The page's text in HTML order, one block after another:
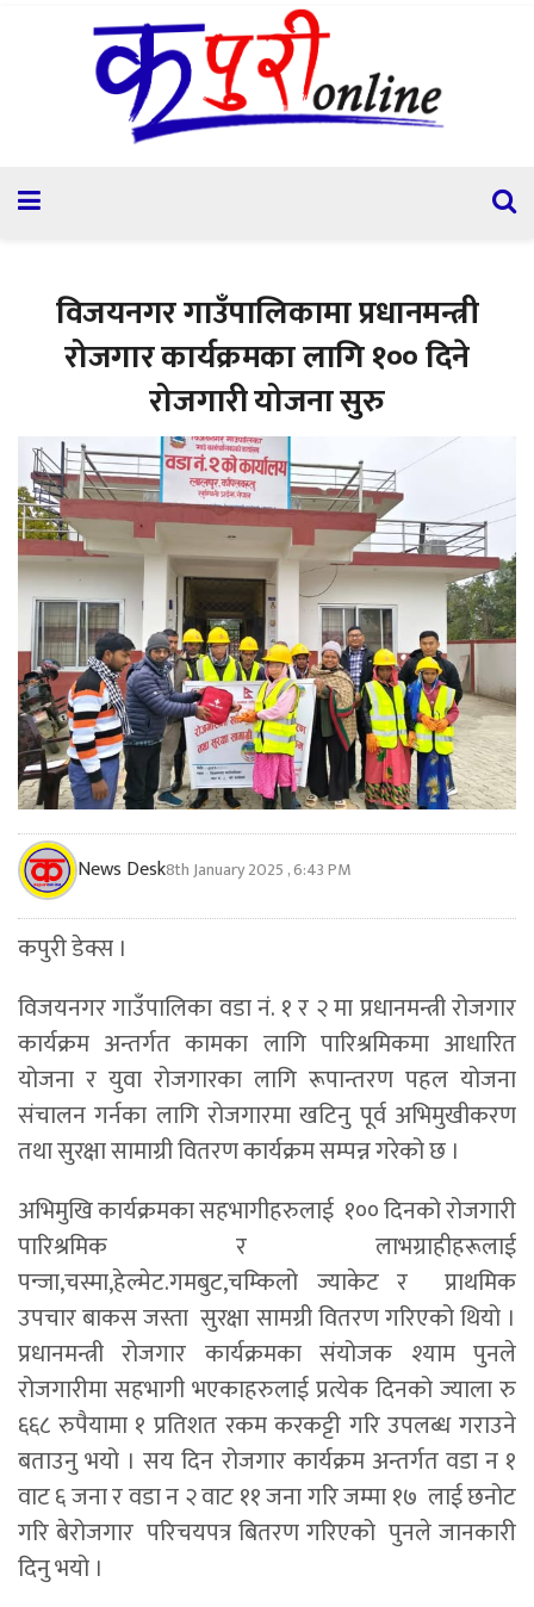
विजयनगर गाउँपालिकामा प्रधानमन्त्री
रोजगार कार्यक्रमका लागि १०० दिने
रोजगारी योजना सुरु
News Desk8th January 2025 , 6:43 PM
कपुरी डेक्स ।
विजयनगर गाउँपालिका वडा नं. १ र २ मा प्रधानमन्त्री रोजगार
कार्यक्रम अन्तर्गत कामका लागि पारिश्रमिकमा आधारित
योजना र युवा रोजगारका लागि रूपान्तरण पहल योजना
संचालन गर्नका लागि रोजगारमा खटिनु पूर्व अभिमुखीकरण
तथा सुरक्षा सामाग्री वितरण कार्यक्रम सम्पन्न गरेको छ ।
अभिमुखि कार्यक्रमका सहभागीहरुलाई १०० दिनको रोजगारी
पारिश्रमिक र लाभग्राहीहरूलाई
पन्जा,चस्मा,हेल्मेट.गमबुट,चम्किलो ज्याकेट र प्राथमिक
उपचार बाकस जस्ता सुरक्षा सामग्री वितरण गरिएको थियो ।
प्रधानमन्त्री रोजगार कार्यक्रमका संयोजक श्याम पुनले
रोजगारीमा सहभागी भएकाहरुलाई प्रत्येक दिनको ज्याला रु
६६८ रुपैयामा १ प्रतिशत रकम करकट्टी गरि उपलब्ध गराउने
बताउनु भयो । सय दिन रोजगार कार्यक्रम अन्तर्गत वडा न १
वाट ६ जना र वडा न २ वाट ११ जना गरि जम्मा १७ लाई छनोट
गरि बेरोजगार परिचयपत्र बितरण गरिएको पुनले जानकारी
दिनु भयो ।